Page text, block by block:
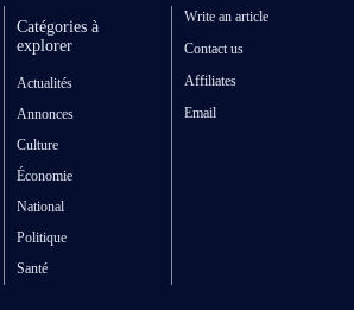
Catégories à
explorer
Actualités
Annonces
Culture
Économie
National
Politique
Santé
Write an article
Contact us
Affiliates
Email